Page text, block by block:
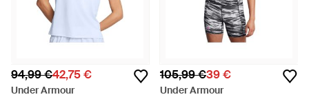
94,99 €42,75 €
Under Armour
105,99 €39 €
Under Armour